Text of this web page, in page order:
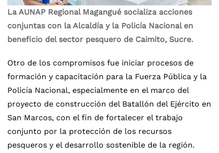
La AUNAP Regional Magangué socializa acciones
conjuntas con la Alcaldía y la Policía Nacional en
beneficio del sector pesquero de Caimito, Sucre.
Otro de los compromisos fue iniciar procesos de
formación y capacitación para la Fuerza Pública y la
Policía Nacional, especialmente en el marco del
proyecto de construcción del Batallón del Ejército en
San Marcos, con el fin de fortalecer el trabajo
conjunto por la protección de los recursos
pesqueros y el desarrollo sostenible de la región.